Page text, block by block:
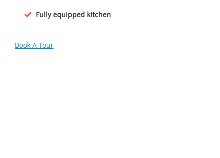
Fully equipped kitchen
Book A Tour